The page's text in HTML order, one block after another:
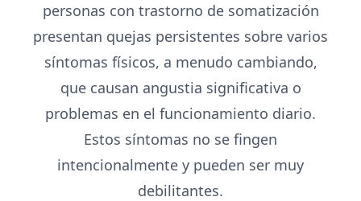
personas con trastorno de somatización
presentan quejas persistentes sobre varios
síntomas físicos, a menudo cambiando,
que causan angustia significativa o
problemas en el funcionamiento diario.
Estos síntomas no se fingen
intencionalmente y pueden ser muy
debilitantes.